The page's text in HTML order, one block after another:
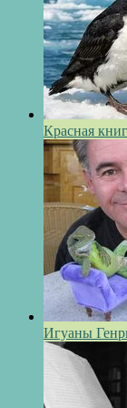
Красная
Игуаны